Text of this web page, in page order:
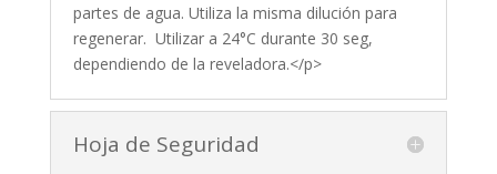
partes de agua. Utiliza la misma dilución para
regenerar. Utilizar a 24°C durante 30 seg,
dependiendo de la reveladora.</p>
Hoja de Seguridad